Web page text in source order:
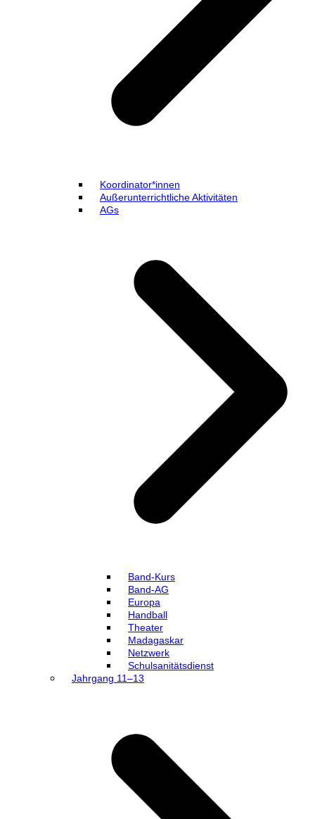
Koordinator*innen
Außerunterrichtliche Aktivitäten
AGs
Band-Kurs
Band-AG
Europa
Handball
Theater
Madagaskar
Netzwerk
Schulsanitätsdienst
Jahrgang 11–13